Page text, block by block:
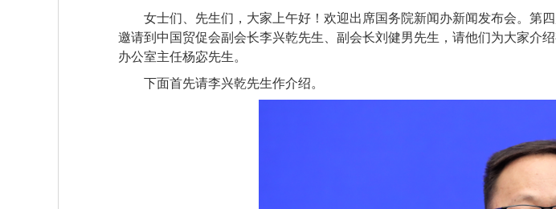
女士们、先生们，大家上午好！欢迎出席国务院新闻办新闻发布会。第
邀请到中国贸促会副会长李兴乾先生、副会长刘健男先生，请他们为大家介
办公室主任杨宓先生。
下面首先请李兴乾先生作介绍。